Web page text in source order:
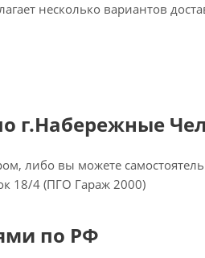
несколько вариантов
г.Набережные
либо вы можете
18/4 (ПГО Гараж 2000)
по РФ